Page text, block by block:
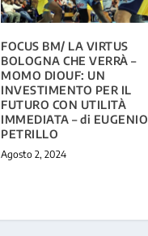
FOCUS BM/ LA VIRTUS
BOLOGNA CHE VERRÀ –
MOMO DIOUF: UN
INVESTIMENTO PER IL
FUTURO CON UTILITÀ
IMMEDIATA – di EUGENIO
PETRILLO
Agosto 2, 2024